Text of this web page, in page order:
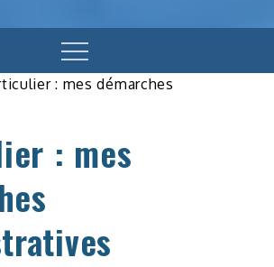
Menu
: mes démarches
: mes